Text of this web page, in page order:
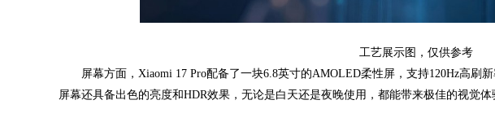
工艺展示图，仅供参考
屏幕方面，Xiaomi 17 Pro配备了一块6.8英寸的AMOLED柔性屏，支持120Hz高刷
屏幕还具备出色的亮度和HDR效果，无论是白天还是夜晚使用，都能带来极佳的视觉体